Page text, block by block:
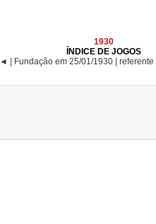
1930
ÍNDICE DE JOGOS
◄ | Fundação em 25/01/1930 | referente |